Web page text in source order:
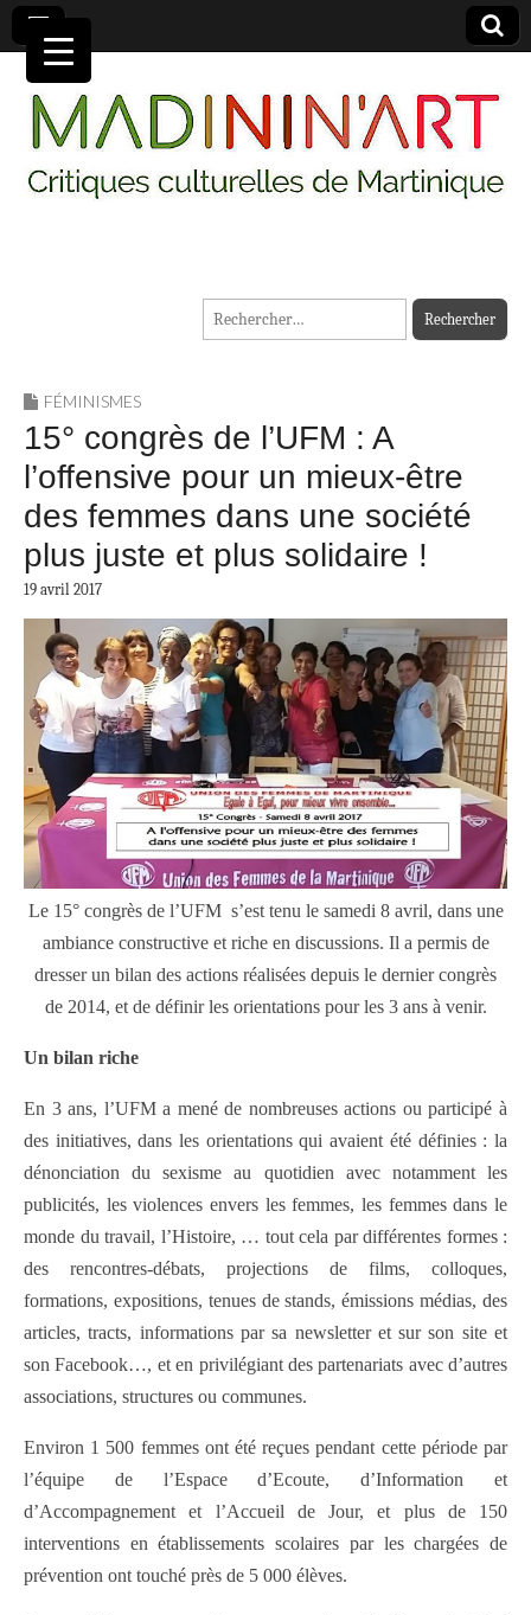
MADININ'ART
Rechercher :
FÉMINISMES
15° congrès de l’UFM : A
l’offensive pour un mieux-être
des femmes dans une société
plus juste et plus solidaire !
19 avril 2017
Le 15° congrès de l’UFM s’est tenu le samedi 8 avril, dans une
ambiance constructive et riche en discussions. Il a permis de
dresser un bilan des actions réalisées depuis le dernier congrès
de 2014, et de définir les orientations pour les 3 ans à venir.
Un bilan riche
En 3 ans, l’UFM a mené de nombreuses actions ou participé à
des initiatives, dans les orientations qui avaient été définies : la
dénonciation du sexisme au quotidien avec notamment les
publicités, les violences envers les femmes, les femmes dans le
monde du travail, l’Histoire, … tout cela par différentes formes :
des rencontres-débats, projections de films, colloques,
formations, expositions, tenues de stands, émissions médias, des
articles, tracts, informations par sa newsletter et sur son site et
son Facebook…, et en privilégiant des partenariats avec d’autres
associations, structures ou communes.
Environ 1 500 femmes ont été reçues pendant cette période par
l’équipe de l’Espace d’Ecoute, d’Information et
d’Accompagnement et l’Accueil de Jour, et plus de 150
interventions en établissements scolaires par les chargées de
prévention ont touché près de 5 000 élèves.